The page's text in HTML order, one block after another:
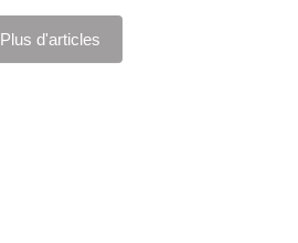
Plus d'articles